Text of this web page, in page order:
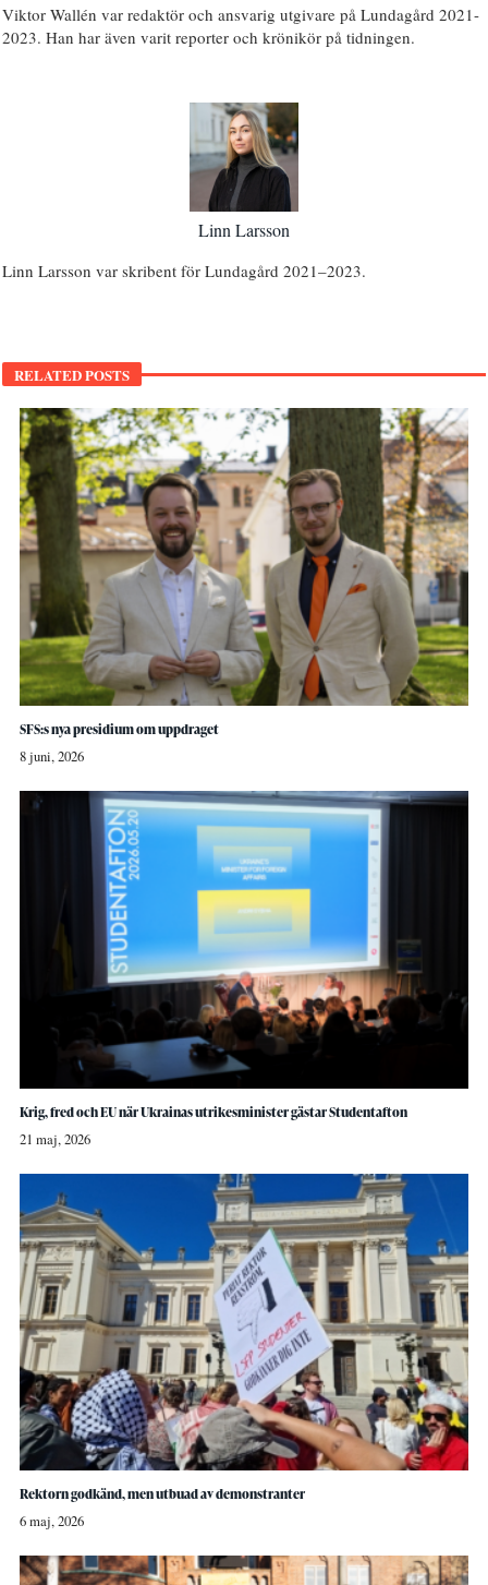
Viktor Wallén var redaktör och ansvarig utgivare på Lundagård 2021-
2023. Han har även varit reporter och krönikör på tidningen.
Linn Larsson
Linn Larsson var skribent för Lundagård 2021–2023.
RELATED POSTS
SFS:s nya presidium om uppdraget
8 juni, 2026
Krig, fred och EU när Ukrainas utrikesminister gästar Studentafton
21 maj, 2026
Rektorn godkänd, men utbuad av demonstranter
6 maj, 2026